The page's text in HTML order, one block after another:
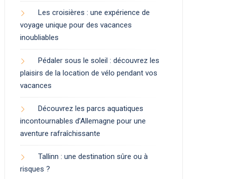
Les croisières : une expérience de
voyage unique pour des vacances
inoubliables
Pédaler sous le soleil : découvrez les
plaisirs de la location de vélo pendant vos
vacances
Découvrez les parcs aquatiques
incontournables d’Allemagne pour une
aventure rafraîchissante
Tallinn : une destination sûre ou à
risques ?